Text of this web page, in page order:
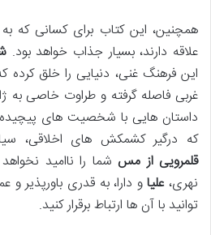
همچنین، این کتاب برای کسانی که
علاقه دارند، بسیار جذاب خواهد بود.
این فرهنگ غنی، دنیایی را خلق کرده
غربی فاصله گرفته و طراوت خاصی به
داستان هایی با شخصیت های
که درگیر کشمکش های اخلاقی،
قلمرویی از مس شما را ناامید
نهری،علیاو دارا، به قدری باورپذیر
توانید با آن ها ارتباط برقرار کنید.